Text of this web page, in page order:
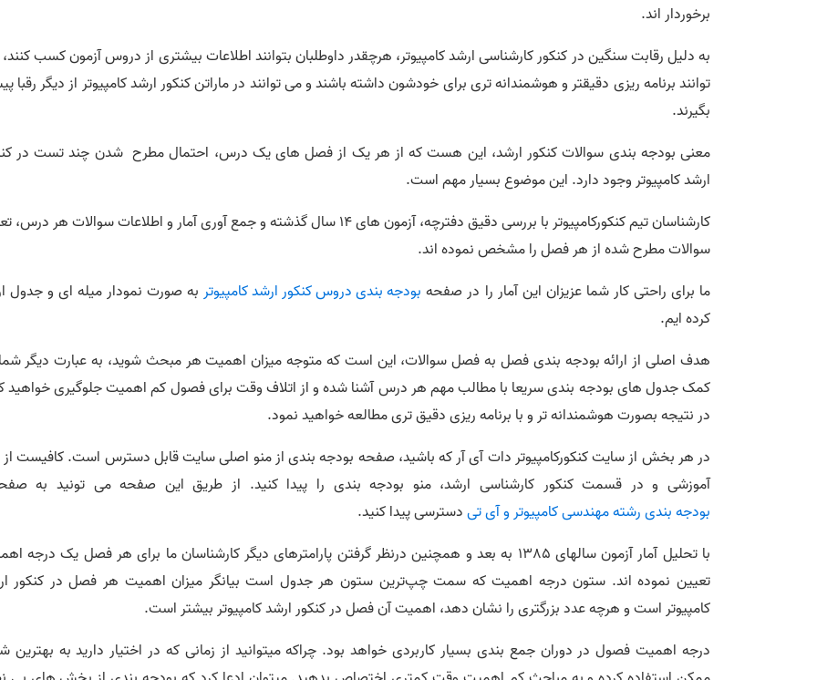
برخوردار اند.
به دلیل رقابت سنگین در کنکور کارشناسی ارشد کامپیوتر، هرچقدر داوطلبان بتوانند اطلاعات بیشتری از دروس آزمون کسب
توانند برنامه ریزی دقیقتر و هوشمندانه تری برای خودشون داشته باشند و می توانند در ماراتن کنکور ارشد کامپیوتر از دیگر رقبا
بگیرند.
معنی بودجه بندی سوالات کنکور ارشد، این هست که از هر یک از فصل های یک درس، احتمال مطرح شدن چند تست در
ارشد کامپیوتر وجود دارد. این موضوع بسیار مهم است.
کارشناسان تیم کنکورکامپیوتر با بررسی دقیق دفترچه، آزمون های 14 سال گذشته و جمع آوری آمار و اطلاعات سوالات هر
سوالات مطرح شده از هر فصل را مشخص نموده اند.
ما برای راحتی کار شما عزیزان این آمار را در صفحه بودجه بندی دروس کنکور ارشد کامپیوتربه صورت نمودار میله ای و جدول
کرده ایم.
هدف اصلی از ارائه بودجه بندی فصل به فصل سوالات، این است که متوجه میزان اهمیت هر مبحث شوید، به عبارت دیگر
کمک جدول های بودجه بندی سریعا با مطالب مهم هر درس آشنا شده و از اتلاف وقت برای فصول کم اهمیت جلوگیری خواهید
در نتیجه بصورت هوشمندانه تر و با برنامه ریزی دقیق تری مطالعه خواهید نمود.
در هر بخش از سایت کنکورکامپیوتر دات آی آر که باشید، صفحه بودجه بندی از منو اصلی سایت قابل دسترس است. کافیست از
آموزشی و در قسمت کنکور کارشناسی ارشد، منو بودجه بندی را پیدا کنید. از طریق این صفحه می تونید به
بودجه بندی رشته مهندسی کامپیوتر و آی تیدسترسی پیدا کنید.
با تحلیل آمار آزمون سالهای 1385 به بعد و همچنین درنظر گرفتن پارامترهای دیگر کارشناسان ما برای هر فصل یک درجه
تعیین نموده اند. ستون درجه اهمیت که سمت چپ‌ترین ستون هر جدول است بیانگر میزان اهمیت هر فصل در کنکور
کامپیوتر است و هرچه عدد بزرگتری را نشان دهد، اهمیت آن فصل در کنکور ارشد کامپیوتر بیشتر است.
درجه اهمیت فصول در دوران جمع بندی بسیار کاربردی خواهد بود. چراکه میتوانید از زمانی که در اختیار دارید به بهترین